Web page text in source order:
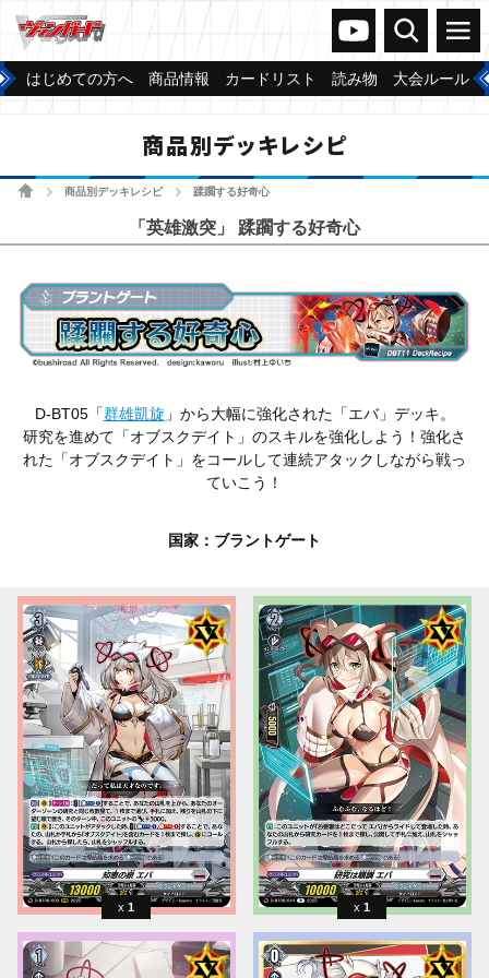
ヴァンガードch
検索 メニュー
はじめての方へ 商品情報 カードリスト 読み物 大会ルール
商品別デッキレシピ
ホーム商品別デッキレシピ 蹂躙する好奇心
「英雄激突」 蹂躙する好奇心
D-BT05「群雄凱旋 」から大幅に強化された「エバ」デッキ。
研究を進めて「オブスクデイト」のスキルを強化しよう！強化さ
れた「オブスクデイト」をコールして連続アタックしながら戦っ
ていこう！
国家：ブラントゲート
1 1